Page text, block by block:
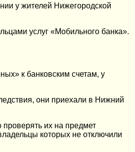
у жителей Нижегородской
услуг «Мобильного банка».
к банковским счетам, у
они приехали в Нижний
их на предмет
которых не отключили